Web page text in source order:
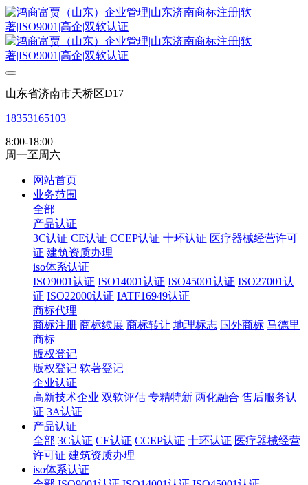
山东省济南市天桥区D17
18353165103
8:00-18:00
周一至周六
网站首页
业务范围
全部
产品认证
3C认证 CE认证 CCEP认证 十环认证 医疗器械经营许可
证 建筑资质办理
iso体系认证
ISO9001认证 ISO14001认证 ISO45001认证 ISO27001认
证 ISO22000认证 IATF16949认证
商标代理
商标注册 商标续展 商标转让 地理标志 国外商标 马德里
商标
版权登记
版权登记 软著登记
企业认证
高新技术企业 双软评估 专精特新 两化融合 售后服务认
证 3A认证
产品认证
全部 3C认证 CE认证 CCEP认证 十环认证 医疗器械经营
许可证 建筑资质办理
iso体系认证